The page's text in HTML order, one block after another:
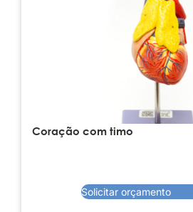
Coração com timo
Solicitar orçamento